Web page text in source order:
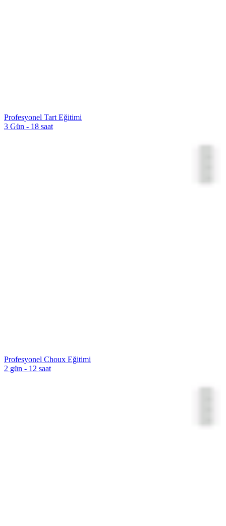
Profesyonel Tart Eğitimi
3 Gün - 18 saat
Profesyonel Choux Eğitimi
2 gün - 12 saat